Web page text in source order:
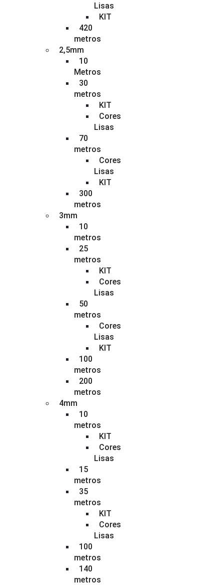
Lisas
KIT
420
metros
2,5mm
10
Metros
30
metros
KIT
Cores
Lisas
70
metros
Cores
Lisas
KIT
300
metros
3mm
10
metros
25
metros
KIT
Cores
Lisas
50
metros
Cores
Lisas
KIT
100
metros
200
metros
4mm
10
metros
KIT
Cores
Lisas
15
metros
35
metros
KIT
Cores
Lisas
100
metros
140
metros